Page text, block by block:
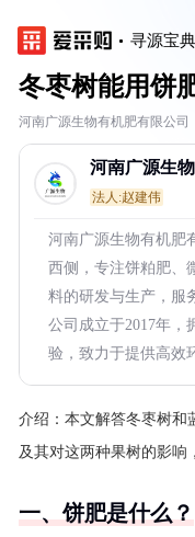
寻源宝典
冬枣树能用饼
河南广源生物有机肥有限公司
河南广源生
法人:赵建伟
河南广源生物有机肥
西侧，专注饼粕肥、
料的研发与生产，服
公司成立于2017年，
验，致力于提供高效
介绍： 本文解答冬枣树和
及其对这两种果树的影响
一、饼肥是什么？